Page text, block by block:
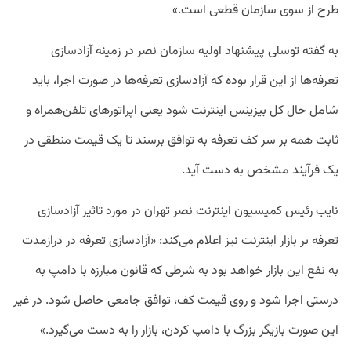
طرح از سوی سازمان قطعی است.»
به گفته توسلی پیشنهاد اولیه سازمان نصر در زمینه آزادسازی
تعرفه‌ها از این قرار بوده که آزادسازی تعرفه‌ها در صورت اجرا، باید
شامل حال کل بیزینس اینترنت شود یعنی اپراتورهای تلفن‌همراه و
ثابت همه بر سر کف تعرفه به توافق برسند تا یک قیمت منطقی در
یک فرآیند مشخص به دست آید.
نایب رئیس کمیسیون اینترنت نصر تهران در مورد تاثیر آزادسازی
تعرفه بر بازار اینترنت نیز اعلام می‌کند: «آزادسازی تعرفه در درازمدت
به نفع این بازار خواهد بود به شرطی که قانون مبارزه با دامپ به
درستی اجرا شود و روی قیمت کف، توافق جامعی حاصل شود. در غیر
این صورت بازیگر بزرگ با دامپ کردن، بازار را به دست می‌گیرد.»